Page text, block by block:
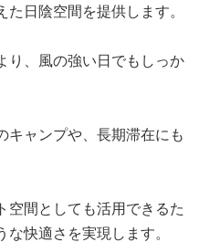
日陰空間を提供します。
り、風の強い日でもしっか
キャンプや、長期滞在にも
空間としても活用できるた
快適さを実現します。